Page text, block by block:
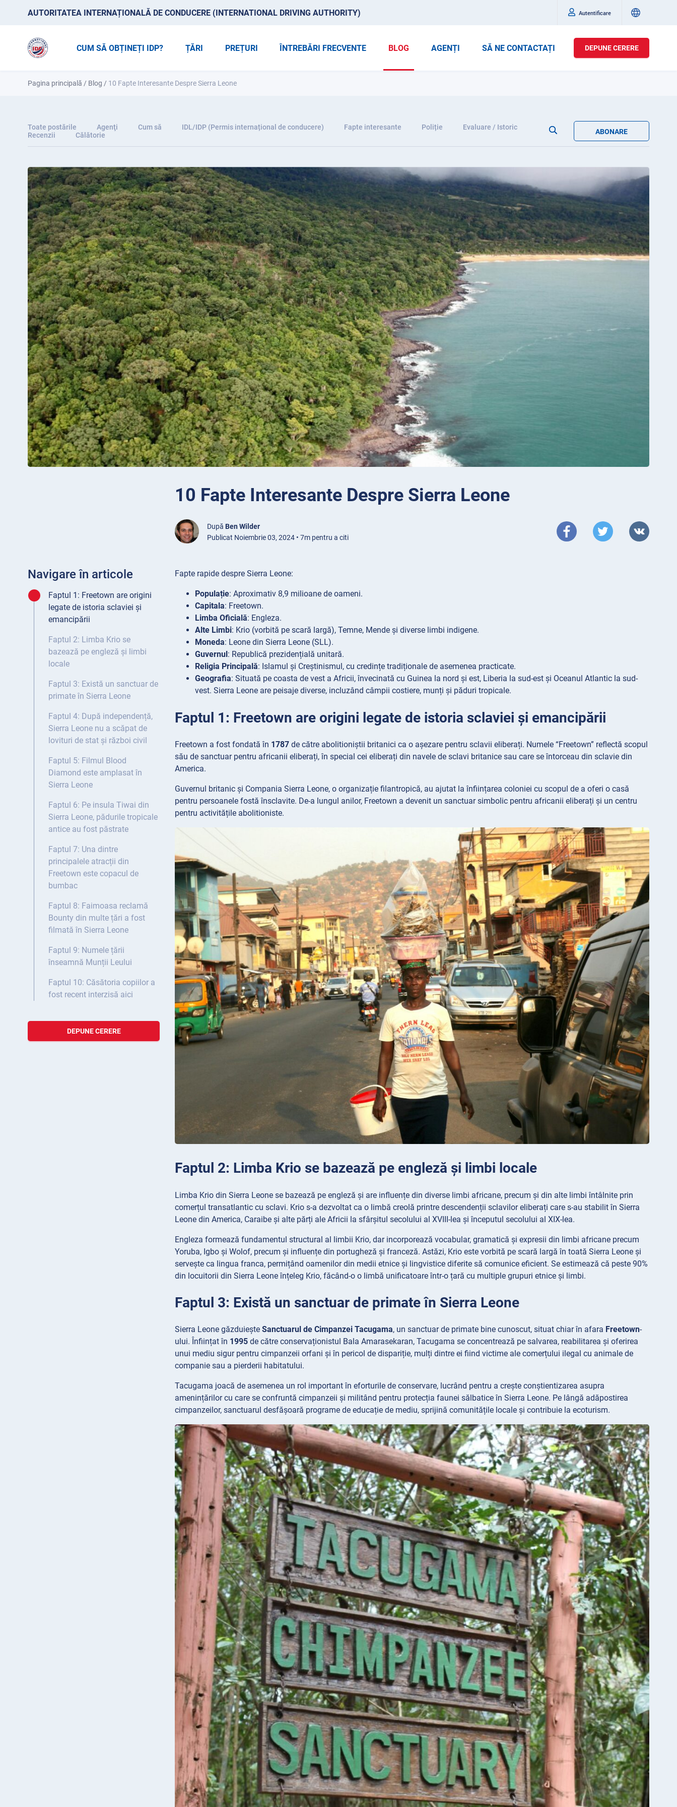
AUTORITATEA INTERNAȚIONALĂ DE CONDUCERE (INTERNATIONAL DRIVING AUTHORITY) Autentificare
CUM SĂ OBȚINEȚI IDP? ȚĂRI PREȚURI ÎNTREBĂRI FRECVENTE BLOG AGENȚI SĂ NE CONTACTAȚI DEPUNE CERERE
Pagina principală / Blog / 10 Fapte Interesante Despre Sierra Leone
Toate postările Agenţi Cum să IDL/IDP (Permis internațional de conducere) Fapte interesante Poliție
Evaluare / Istoric
Recenzii
Călătorie ABONARE
10 Fapte Interesante Despre Sierra Leone
După Ben Wilder
Publicat Noiembrie 03, 2024 • 7m pentru a citi
Navigare în articole
Faptul 1: Freetown are origini
legate de istoria sclaviei și
emancipării
Faptul 2: Limba Krio se
bazează pe engleză și limbi
locale
Faptul 3: Există un sanctuar de
primate în Sierra Leone
Faptul 4: După independență,
Sierra Leone nu a scăpat de
lovituri de stat și război civil
Faptul 5: Filmul Blood
Diamond este amplasat în
Sierra Leone
Faptul 6: Pe insula Tiwai din
Sierra Leone, pădurile tropicale
antice au fost păstrate
Faptul 7: Una dintre
principalele atracții din
Freetown este copacul de
bumbac
Faptul 8: Faimoasa reclamă
Bounty din multe țări a fost
filmată în Sierra Leone
Faptul 9: Numele țării
înseamnă Munții Leului
Faptul 10: Căsătoria copiilor a
fost recent interzisă aici
DEPUNE CERERE
Fapte rapide despre Sierra Leone:
Populație: Aproximativ 8,9 milioane de oameni.
Capitala: Freetown.
Limba Oficială: Engleza.
Alte Limbi: Krio (vorbită pe scară largă), Temne, Mende și diverse limbi indigene.
Moneda: Leone din Sierra Leone (SLL).
Guvernul : Republică prezidențială unitară.
Religia Principală: Islamul și Creștinismul, cu credințe tradiționale de asemenea practicate.
Geografia: Situată pe coasta de vest a Africii, învecinată cu Guinea la nord și est, Liberia la sud-est și Oceanul Atlantic la sud-
vest. Sierra Leone are peisaje diverse, incluzând câmpii costiere, munți și păduri tropicale.
Faptul 1: Freetown are origini legate de istoria sclaviei și emancipării
Freetown a fost fondată în 1787 de către abolitioniștii britanici ca o așezare pentru sclavii eliberați. Numele “Freetown” reflectă scopul
său de sanctuar pentru africanii eliberați, în special cei eliberați din navele de sclavi britanice sau care se întorceau din sclavie din
America.
Guvernul britanic și Compania Sierra Leone, o organizație filantropică, au ajutat la înființarea coloniei cu scopul de a oferi o casă
pentru persoanele fostă însclavite. De-a lungul anilor, Freetown a devenit un sanctuar simbolic pentru africanii eliberați și un centru
pentru activitățile abolitioniste.
Faptul 2: Limba Krio se bazează pe engleză și limbi locale
Limba Krio din Sierra Leone se bazează pe engleză și are influențe din diverse limbi africane, precum și din alte limbi întâlnite prin
comerțul transatlantic cu sclavi. Krio s-a dezvoltat ca o limbă creolă printre descendenții sclavilor eliberați care s-au stabilit în Sierra
Leone din America, Caraibe și alte părți ale Africii la sfârșitul secolului al XVIII-lea și începutul secolului al XIX-lea.
Engleza formează fundamentul structural al limbii Krio, dar incorporează vocabular, gramatică și expresii din limbi africane precum
Yoruba, Igbo și Wolof, precum și influențe din portugheză și franceză. Astăzi, Krio este vorbită pe scară largă în toată Sierra Leone și
servește ca lingua franca, permițând oamenilor din medii etnice și lingvistice diferite să comunice eficient. Se estimează că peste 90%
din locuitorii din Sierra Leone înțeleg Krio, făcând-o o limbă unificatoare într-o țară cu multiple grupuri etnice și limbi.
Faptul 3: Există un sanctuar de primate în Sierra Leone
Sierra Leone găzduiește Sanctuarul de Cimpanzei Tacugama, un sanctuar de primate bine cunoscut, situat chiar în afara Freetown-
ului. Înființat în 1995 de către conservaționistul Bala Amarasekaran, Tacugama se concentrează pe salvarea, reabilitarea și oferirea
unui mediu sigur pentru cimpanzeii orfani și în pericol de dispariție, mulți dintre ei fiind victime ale comerțului ilegal cu animale de
companie sau a pierderii habitatului.
Tacugama joacă de asemenea un rol important în eforturile de conservare, lucrând pentru a crește conștientizarea asupra
amenințărilor cu care se confruntă cimpanzeii și militând pentru protecția faunei sălbatice în Sierra Leone. Pe lângă adăpostirea
cimpanzeilor, sanctuarul desfășoară programe de educație de mediu, sprijină comunitățile locale și contribuie la ecoturism.